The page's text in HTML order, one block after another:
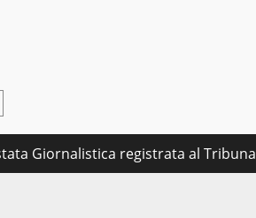
Giornalistica registrata al